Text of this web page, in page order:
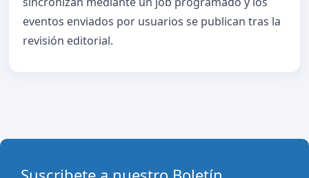
eventos enviados por usuarios se publican tras la
revisión editorial.